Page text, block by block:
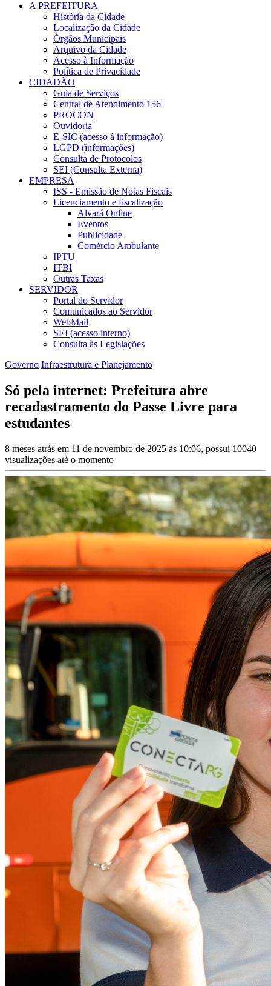
A PREFEITURA
História da Cidade
Localização da Cidade
Órgãos Municipais
Arquivo da Cidade
Acesso à Informação
Política de Privacidade
CIDADÃO
Guia de Serviços
Central de Atendimento 156
PROCON
Ouvidoria
E-SIC (acesso à informação)
LGPD (informações)
Consulta de Protocolos
SEI (Consulta Externa)
EMPRESA
ISS - Emissão de Notas Fiscais
Licenciamento e fiscalização
Alvará Online
Eventos
Publicidade
Comércio Ambulante
IPTU
ITBI
Outras Taxas
SERVIDOR
Portal do Servidor
Comunicados ao Servidor
WebMail
SEI (acesso interno)
Consulta às Legislações
Governo Infraestrutura e Planejamento
Só pela internet: Prefeitura abre
recadastramento do Passe Livre para
estudantes
8 meses atrás em 11 de novembro de 2025 às 10:06, possui 10040
visualizações até o momento